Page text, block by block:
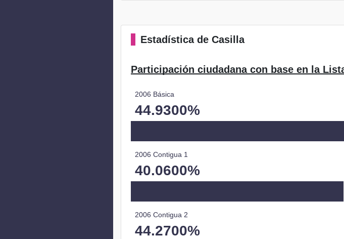
Estadística de Casilla
Participación ciudadana con base en la
2006 Básica
44.9300%
2006 Contigua 1
40.0600%
2006 Contigua 2
44.2700%